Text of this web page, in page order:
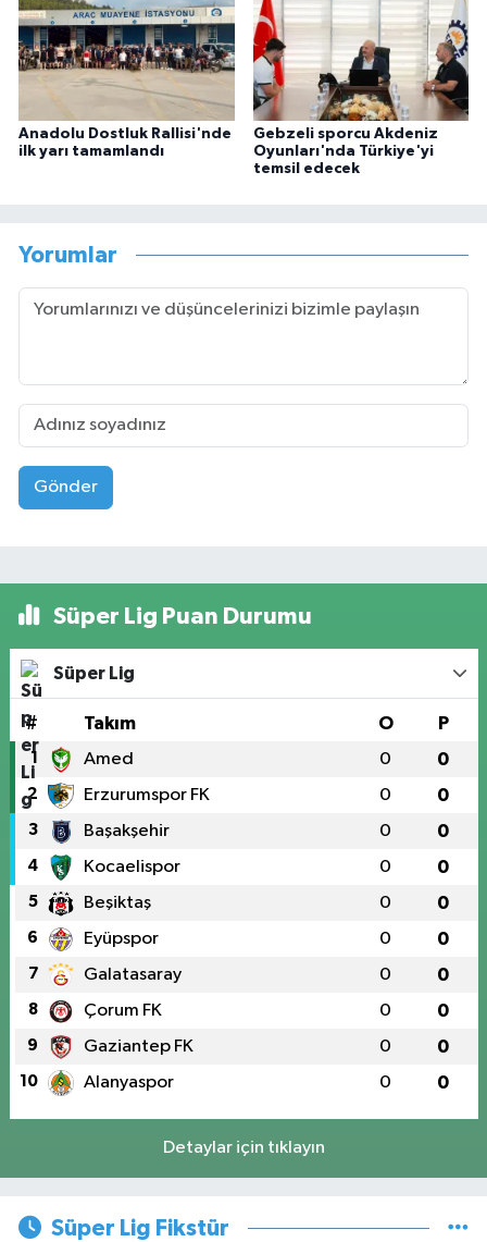
Anadolu Dostluk Rallisi'nde
ilk yarı tamamlandı
Gebzeli sporcu Akdeniz
Oyunları'nda Türkiye'yi
temsil edecek
Yorumlar
Gönder
Süper Lig Puan Durumu
Süper Lig
# Takım O P
1 Amed 0 0
2 Erzurumspor FK 0 0
3 Başakşehir 0 0
4 Kocaelispor 0 0
5 Beşiktaş 0 0
6 Eyüpspor 0 0
7 Galatasaray 0 0
8 Çorum FK 0 0
9 Gaziantep FK 0 0
10 Alanyaspor 0 0
Detaylar için tıklayın
Süper Lig Fikstür